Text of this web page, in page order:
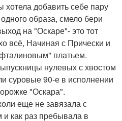
добавить себе пару
образа, смело бери
на "Оскаре"- это тот
всё, Начиная с Прически и
платьем.
нулевых с хвостом
суровые 90-е в исполнении
"Оскара".
еще не завязала с
как раз пребывала в